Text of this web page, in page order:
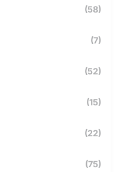
(58)
(7)
(52)
(15)
(22)
(75)